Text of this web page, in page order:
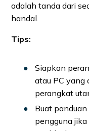
adalah tanda dari
handal.
Tips:
Siapkan
atau PC yang
perangkat
Buat
pengguna